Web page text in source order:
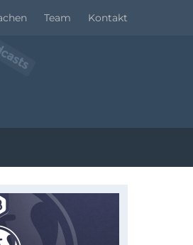
Team Kontakt